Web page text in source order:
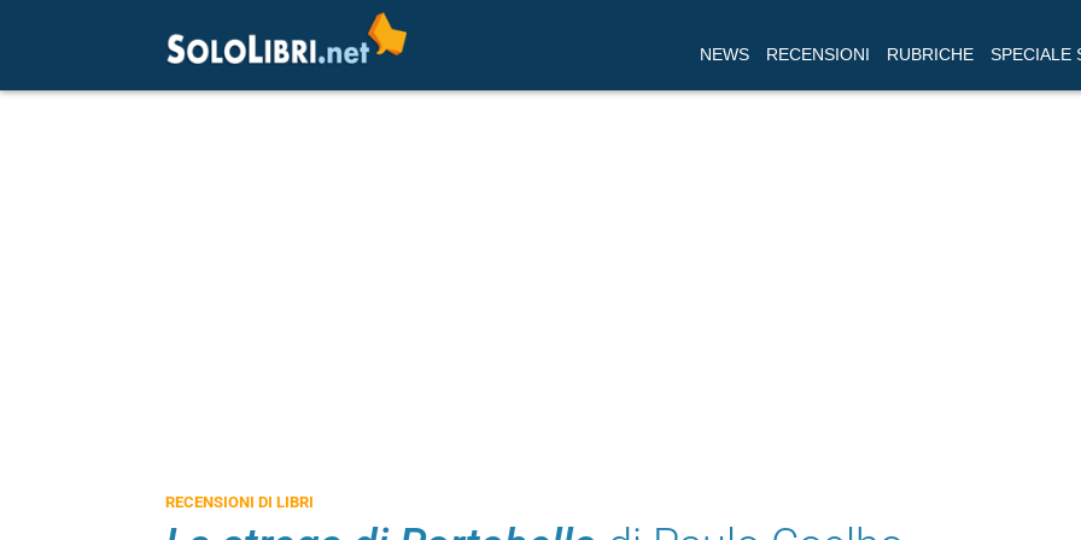
NEWS RECENSIONI RUBRICHE SPECIALE
RECENSIONI DI LIBRI